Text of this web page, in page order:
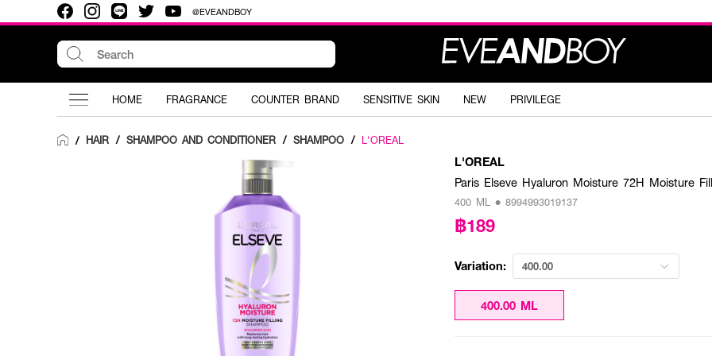
@EVEANDBOY
HOME FRAGRANCE COUNTER BRAND SENSITIVE SKIN NEW PRIVILEGE
/ HAIR / SHAMPOO AND CONDITIONER / SHAMPOO / L'OREAL
L'OREAL
Paris Elseve Hyaluron Moisture 72H Moisture
400 ML • 8994993019137
฿189
Variation: 400.00
400.00 ML